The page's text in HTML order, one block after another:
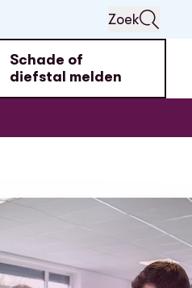
Zoek
Schade of
diefstal melden